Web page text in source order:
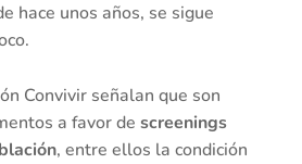
hace unos años, se sigue
Convivir señalan que son
a favor de screenings
, entre ellos la condición